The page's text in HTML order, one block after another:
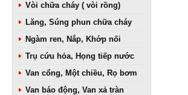
Vòi chữa cháy ( vòi rồng)
Lăng, Súng phun chữa cháy
Ngàm ren, Nắp, Khớp nối
Trụ cứu hỏa, Họng tiếp nước
Van cổng, Một chiều, Rọ bơm
Van báo động, Van xả tràn